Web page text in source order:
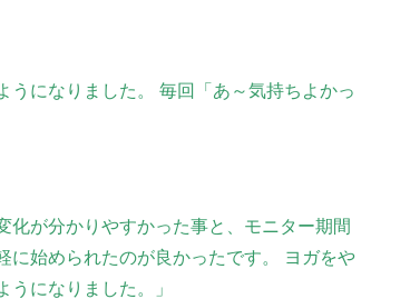
うになりました。 毎回「あ～気持ちよかっ
化が分かりやすかった事と、モニター期間
に始められたのが良かったです。 ヨガをや
になりました。」